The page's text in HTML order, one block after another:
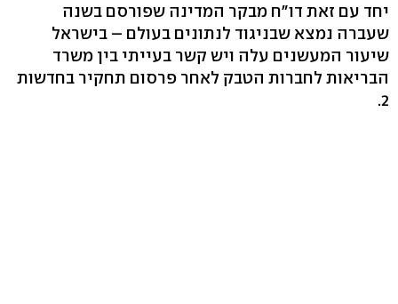
יחד עם זאת דו"ח מבקר המדינה שפורסם בשנה
שעברה נמצא שבניגוד לנתונים בעולם – בישראל
שיעור המעשנים עלה ויש קשר בעייתי בין משרד
הבריאות לחברות הטבק לאחר פרסום תחקיר בחדשות
2.